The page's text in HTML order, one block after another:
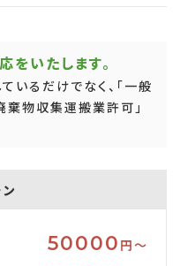
いたします。
るだけでなく、「一般
棄物収集運搬業許可」
50000 円〜